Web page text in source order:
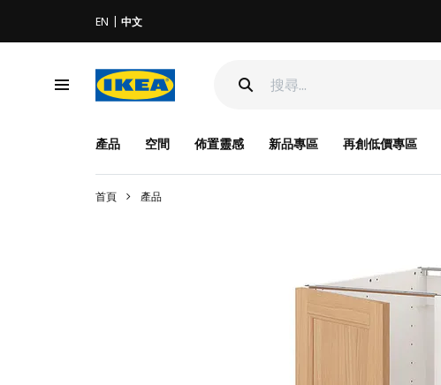
EN 中文
產品 空間 佈置靈感 新品專區 再創低價專區
首頁 產品